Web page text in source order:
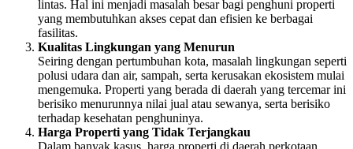
lintas. Hal ini menjadi masalah besar bagi penghuni properti
yang membutuhkan akses cepat dan efisien ke berbagai
fasilitas.
Kualitas Lingkungan yang Menurun
Seiring dengan pertumbuhan kota, masalah lingkungan seperti
polusi udara dan air, sampah, serta kerusakan ekosistem mulai
mengemuka. Properti yang berada di daerah yang tercemar ini
berisiko menurunnya nilai jual atau sewanya, serta berisiko
terhadap kesehatan penghuninya.
Harga Properti yang Tidak Terjangkau
Dalam banyak kasus, harga properti di daerah perkotaan